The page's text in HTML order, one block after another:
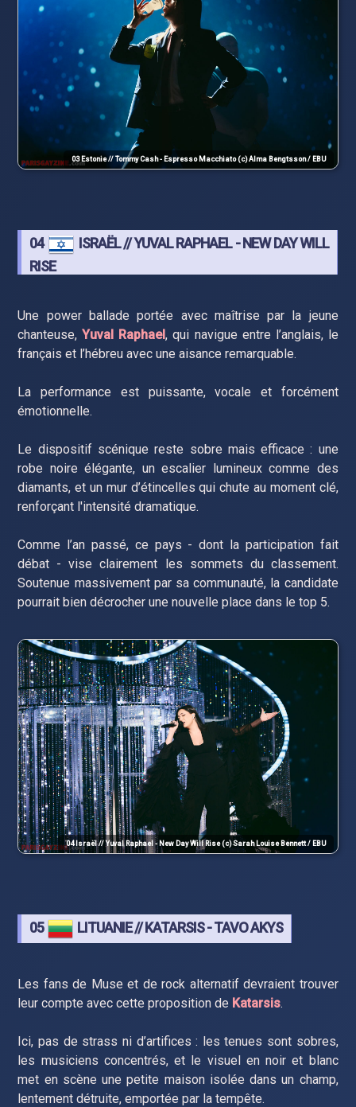
03 Estonie // Tommy Cash - Espresso Macchiato (c) Alma Bengtsson / EBU
04
ISRAËL // YUVAL RAPHAEL - NEW DAY WILL
RISE
Une power ballade portée avec maîtrise par la jeune
chanteuse,Yuval Raphael, qui navigue entre l’anglais, le
français et l’hébreu avec une aisance remarquable.
La performance est puissante, vocale et forcément
émotionnelle.
Le dispositif scénique reste sobre mais efficace : une
robe noire élégante, un escalier lumineux comme des
diamants, et un mur d’étincelles qui chute au moment clé,
renforçant l'intensité dramatique.
Comme l’an passé, ce pays - dont la participation fait
débat - vise clairement les sommets du classement.
Soutenue massivement par sa communauté, la candidate
pourrait bien décrocher une nouvelle place dans le top 5.
04 Israël // Yuval Raphael - New Day Will Rise (c) Sarah Louise Bennett / EBU
05 LITUANIE // KATARSIS - TAVO AKYS
Les fans de Muse et de rock alternatif devraient trouver
leur compte avec cette proposition de Katarsis.
Ici, pas de strass ni d’artifices : les tenues sont sobres,
les musiciens concentrés, et le visuel en noir et blanc
met en scène une petite maison isolée dans un champ,
lentement détruite, emportée par la tempête.